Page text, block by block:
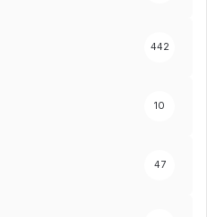
442
10
47